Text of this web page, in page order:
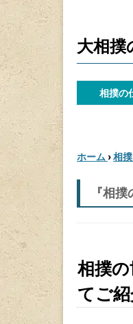
大相撲
相撲の
ホーム ›相
『相
相撲
てご紹